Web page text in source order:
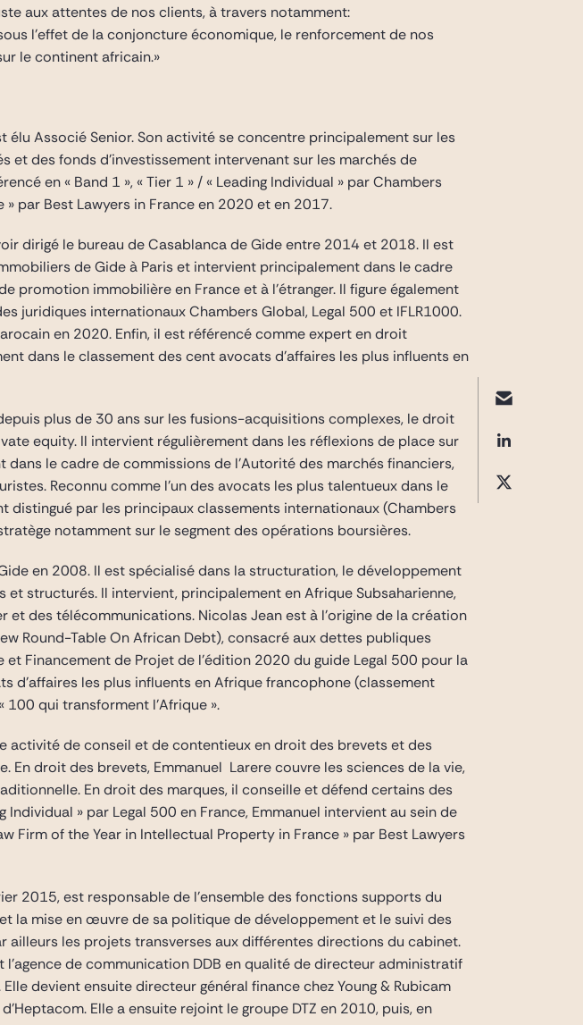
aux attentes de nos clients, à travers notamment:
l’effet de la conjoncture économique, le renforcement de nos
le continent africain.»
élu Associé Senior. Son activité se concentre principalement sur les
des fonds d’investissement intervenant sur les marchés de
en « Band 1 », « Tier 1 » / « Leading Individual » par Chambers
» par Best Lawyers in France en 2020 et en 2017.
dirigé le bureau de Casablanca de Gide entre 2014 et 2018. Il est
de Gide à Paris et intervient principalement dans le cadre
immobilière en France et à l’étranger. Il figure également
juridiques internationaux Chambers Global, Legal 500 et IFLR1000.
en 2020. Enfin, il est référencé comme expert en droit
dans le classement des cent avocats d’affaires les plus influents en
plus de 30 ans sur les fusions-acquisitions complexes, le droit
equity. Il intervient régulièrement dans les réflexions de place sur
le cadre de commissions de l’Autorité des marchés financiers,
Reconnu comme l’un des avocats les plus talentueux dans le
par les principaux classements internationaux (Chambers
notamment sur le segment des opérations boursières.
en 2008. Il est spécialisé dans la structuration, le développement
structurés. Il intervient, principalement en Afrique Subsaharienne,
et des télécommunications. Nicolas Jean est à l’origine de la création
Round-Table On African Debt), consacré aux dettes publiques
Financement de Projet de l’édition 2020 du guide Legal 500 pour la
d’affaires les plus influents en Afrique francophone (classement
qui transforment l’Afrique ».
activité de conseil et de contentieux en droit des brevets et des
En droit des brevets, Emmanuel Larere couvre les sciences de la vie,
En droit des marques, il conseille et défend certains des
» par Legal 500 en France, Emmanuel intervient au sein de
Firm of the Year in Intellectual Property in France » par Best Lawyers
2015, est responsable de l’ensemble des fonctions supports du
la mise en œuvre de sa politique de développement et le suivi des
ailleurs les projets transverses aux différentes directions du cabinet.
de communication DDB en qualité de directeur administratif
devient ensuite directeur général finance chez Young & Rubicam
Elle a ensuite rejoint le groupe DTZ en 2010, puis, en